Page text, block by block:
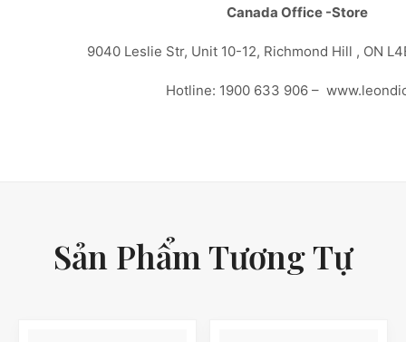
Canada Office -Store
9040 Leslie Str, Unit 10-12, Richmond Hill , ON
Hotline: 1900 633 906 –
Sản Phẩm Tương Tự